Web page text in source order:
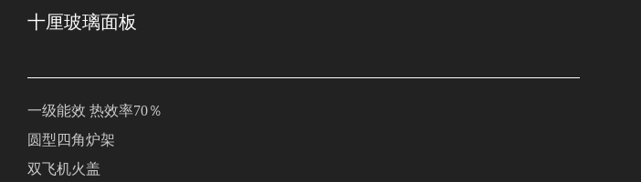
十厘玻璃面板
一级能效 热效率70％
圆型四角炉架
双飞机火盖